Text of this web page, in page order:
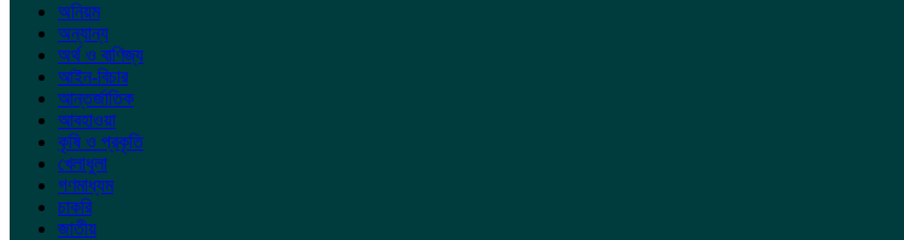
অনিয়ম
অন্যান্য
অর্থ ও বাণিজ্য
আইন-বিচার
আন্তর্জাতিক
আবহাওয়া
কৃষি ও প্রকৃতি
খেলাধুলা
গণমাধ্যম
চাকরি
জাতীয়